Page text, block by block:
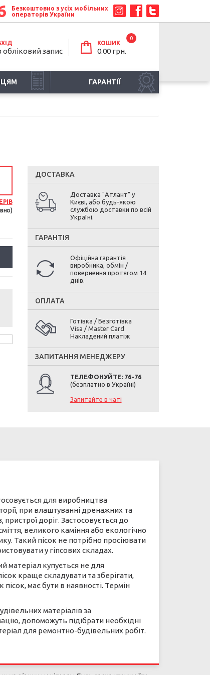
Безкоштовно з усіх мобільних
операторів України
обліковий запис
КОШИК
0
0.00 грн.
ГАРАНТІЇ
ДОСТАВКА
Доставка "Атлант" у
Києві, або будь-якою
службою доставки по всій
Україні.
ГАРАНТІЯ
Офіційна гарантія
виробника, обмін /
повернення протягом 14
днів.
ОПЛАТА
Готівка / Безготівка
Visa / Master Card
Накладений платіж
ЗАПИТАННЯ МЕНЕДЖЕРУ
ТЕЛЕФОНУЙТЕ: 76-76
(безплатно в Україні)
Запитайте в чаті
для виробництва
при влаштуванні дренажних та
доріг. Застосовується до
великого каміння або екологічно
Такий пісок не потрібно просіювати
у гіпсових складах.
матеріал купується не для
краще складувати та зберігати,
має бути в наявності. Термін
матеріалів за
допоможуть підібрати необхідні
для ремонтно-будівельних робіт.